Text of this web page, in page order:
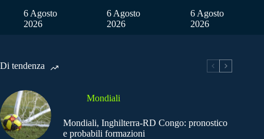
6 Agosto
2026
6 Agosto
2026
6 Agosto
2026
Di tendenza
Mondiali
Mondiali, Inghilterra-RD Congo: pronostico
e probabili formazioni